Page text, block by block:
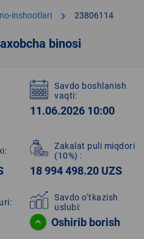
inshootlari chevron_right 23806114
binosi
Savdo boshlanish
vaqti:
11.06.2026 10:00
Zakalat puli miqdori
(10%) :
18 994 498.20 UZS
Savdo o‘tkazish
uslubi:
Oshirib borish